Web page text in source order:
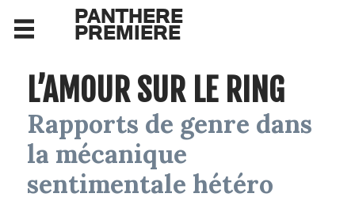
PANTHERE
PREMIERE
L’AMOUR SUR LE RING
Rapports de genre dans
la mécanique
sentimentale hétéro